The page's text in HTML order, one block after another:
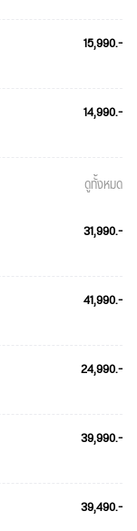
15,990.-
14,990.-
ดูทั้งหมด
31,990.-
41,990.-
24,990.-
39,990.-
39,490.-